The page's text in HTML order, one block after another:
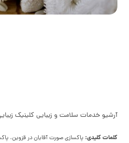
آرشیو خدمات سلامت و زیبایی کلینیک
کلمات کلیدی: پاکسازی صورت آقایان در قزوین،